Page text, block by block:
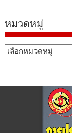
หมวดหมู่
หมวด